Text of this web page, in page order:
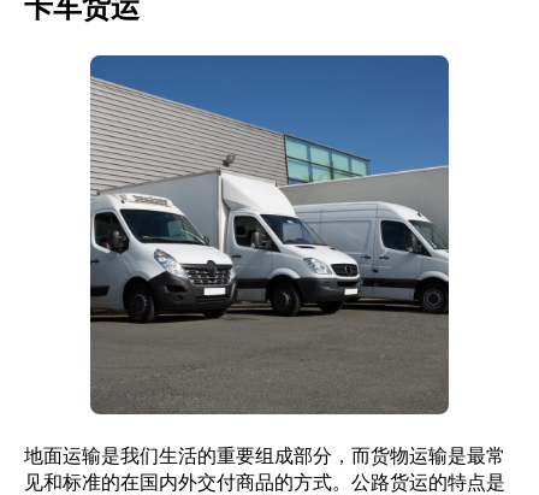
地面运输是我们生活的重要组成部分，而货物运输是最常
见和标准的在国内外交付商品的方式。公路货运的特点是